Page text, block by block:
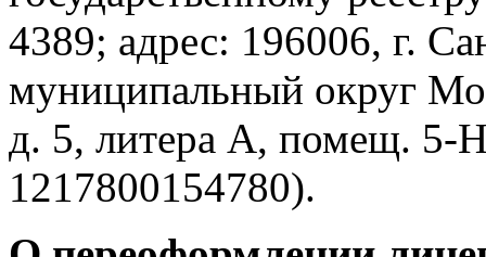
4389; адрес: 196006, г.
муниципальный округ
д. 5, литера А, помещ.
1217800154780).